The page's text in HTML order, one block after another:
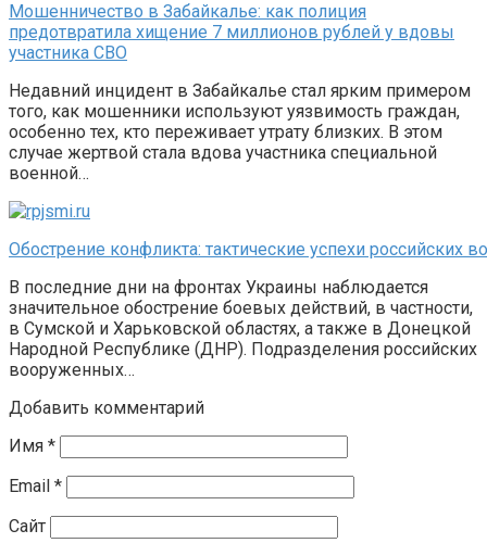
Мошенничество в Забайкалье: как полиция
предотвратила хищение 7 миллионов рублей у вдовы
участника СВО
Недавний инцидент в Забайкалье стал ярким примером
того, как мошенники используют уязвимость граждан,
особенно тех, кто переживает утрату близких. В этом
случае жертвой стала вдова участника специальной
военной…
Обострение конфликта: тактические успехи российских
В последние дни на фронтах Украины наблюдается
значительное обострение боевых действий, в частности,
в Сумской и Харьковской областях, а также в Донецкой
Народной Республике (ДНР). Подразделения российских
вооруженных…
Добавить комментарий
Имя *
Email *
Сайт